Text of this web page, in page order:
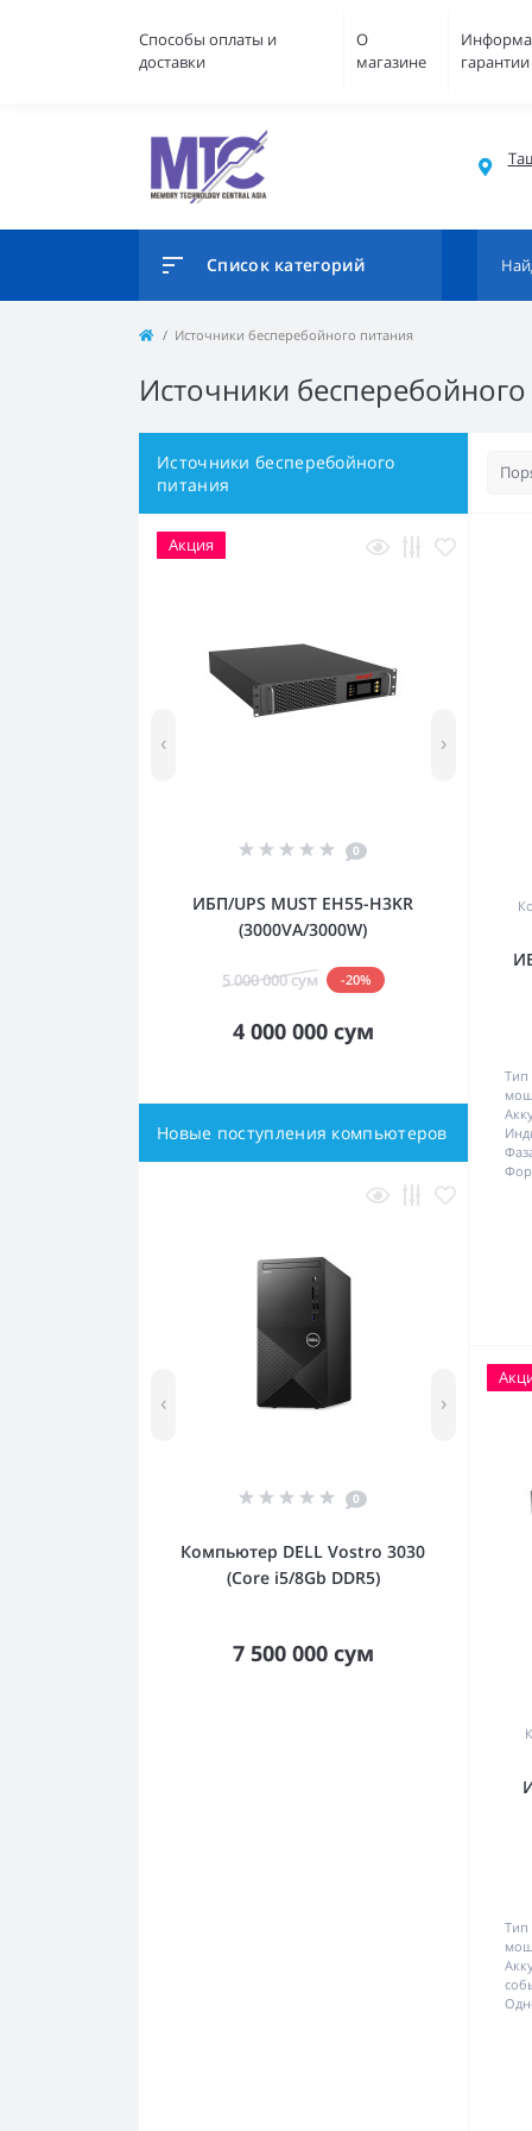
Способы оплаты и
доставки
О
магазине
гарантии
Список категорий
Источники бесперебойного питания
Источники
Источники бесперебойного
питания
Акция
0
ИБП/UPS MUST EH55-H3KR
(3000VA/3000W)
5 000 000 сум -20%
4 000 000 сум
‹ ›
Новые поступления компьютеров
0
Компьютер DELL Vostro 3030
(Core i5/8Gb DDR5)
7 500 000 сум
‹ ›